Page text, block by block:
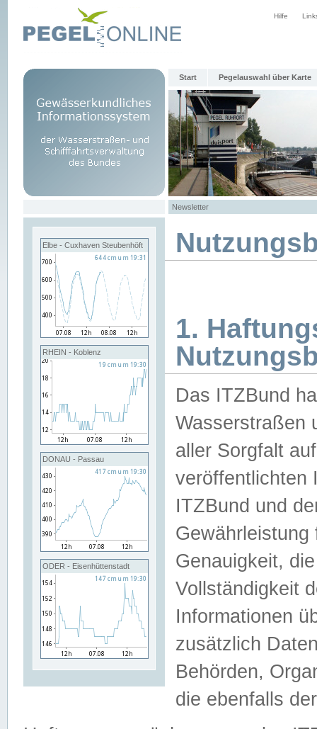
Hilfe
Start Pegelauswahl über Karte
Newsletter
Elbe - Cuxhaven Steubenhöft
RHEIN - Koblenz
DONAU - Passau
ODER - Eisenhüttenstadt
1.
Das ITZBund
Wasserstraßen
aller Sorgfalt
veröffentlichten
ITZBund und
Genauigkeit,
Vollständigkeit
Informationen
zusätzlich
Behörden,
die ebenfalls